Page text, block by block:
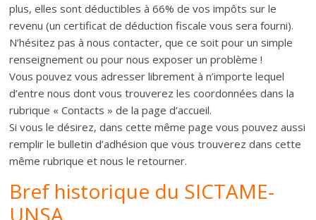
plus, elles sont déductibles à 66% de vos impôts sur le
revenu (un certificat de déduction fiscale vous sera fourni).
N’hésitez pas à nous contacter, que ce soit pour un simple
renseignement ou pour nous exposer un problème !
Vous pouvez vous adresser librement à n’importe lequel
d’entre nous dont vous trouverez les coordonnées dans la
rubrique « Contacts » de la page d’accueil.
Si vous le désirez, dans cette même page vous pouvez aussi
remplir le bulletin d’adhésion que vous trouverez dans cette
même rubrique et nous le retourner.
Bref historique du SICTAME-
UNSA